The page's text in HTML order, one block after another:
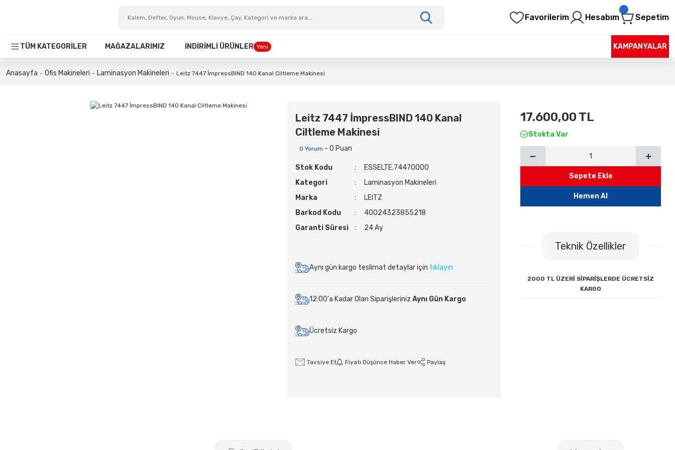
Favorilerim Hesabım Sepetim
TÜM KATEGORİLER MAĞAZALARIMIZ İNDİRİMLİ ÜRÜNLER Yeni KAMPANYALAR
Anasayfa Ofis Makineleri Laminasyon Makineleri Leitz 7447 İmpressBIND 140 Kanal Ciltleme Makinesi
Leitz 7447 İmpressBIND 140 Kanal
Ciltleme Makinesi
0 Yorum - 0 Puan
Stok Kodu
ESSELTE.74470000
Kategori
Laminasyon Makineleri
Marka
LEITZ
Barkod Kodu
40024323855218
Garanti Süresi
24 Ay
Aynı gün kargo teslimat detaylar için tıklayın
12:00'a Kadar Olan Siparişleriniz Aynı Gün Kargo
Ücretsiz Kargo
Tavsiye Et Fiyatı Düşünce Haber Ver Paylaş
17.600,00 TL
Stokta Var
Sepete Ekle
Hemen Al
Teknik Özellikler
2000 TL ÜZERİ SİPARİŞLERDE ÜCRETSİZ
KARGO